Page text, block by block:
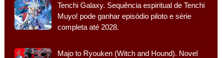
Tenchi Galaxy. Sequência espiritual de Tenchi
Muyo! pode ganhar episódio piloto e série
completa até 2028.
Majo to Ryouken (Witch and Hound). Novel